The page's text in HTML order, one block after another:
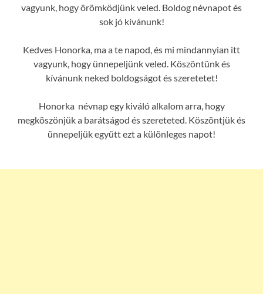
vagyunk, hogy örömködjünk veled. Boldog névnapot és
sok jó kívánunk!
Kedves Honorka, ma a te napod, és mi mindannyian itt
vagyunk, hogy ünnepeljünk veled. Köszöntünk és
kívánunk neked boldogságot és szeretetet!
Honorka névnap egy kiváló alkalom arra, hogy
megköszönjük a barátságod és szereteted. Köszöntjük és
ünnepeljük együtt ezt a különleges napot!